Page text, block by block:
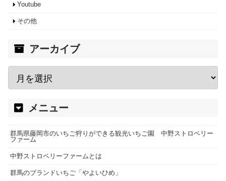
Youtube
その他
アーカイブ
メニュー
群馬県藤岡市のいちご狩りができる観光いちご園 中野ストロベリー
ファーム
中野ストロベリーファームとは
群馬のブランドいちご「やよいひめ」